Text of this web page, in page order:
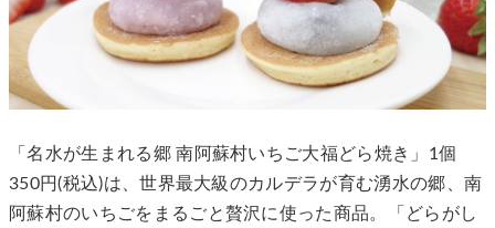
「名水が生まれる郷 南阿蘇村いちご大福どら焼き」1個
350円(税込)は、世界最大級のカルデラが育む湧水の郷、南
阿蘇村のいちごをまるごと贅沢に使った商品。「どらがし